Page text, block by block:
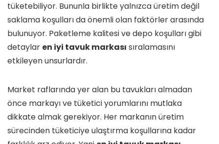
tüketebiliyor. Bununla birlikte yalnızca üretim değil
saklama koşulları da önemli olan faktörler arasında
bulunuyor. Paketleme kalitesi ve depo koşulları gibi
detaylar en iyi tavuk markası sıralamasını
etkileyen unsurlardır.
Market raflarında yer alan bu tavukları almadan
önce markayı ve tüketici yorumlarını mutlaka
dikkate almak gerekiyor. Her markanın üretim
sürecinden tüketiciye ulaştırma koşullarına kadar